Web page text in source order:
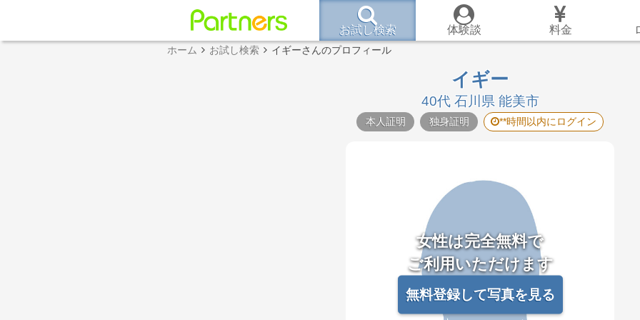
お試し検索 体験談 料金
ホーム お試し検索 イギーさんのプロフィール
イギー
40代 石川県 能美市
本人証明 独身証明 **時間以内にログイン
女性は完全無料で
ご利用いただけます
無料登録して写真を見る